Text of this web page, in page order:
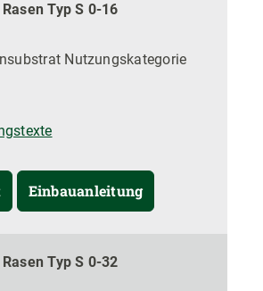
Typ S 0-16
Nutzungskategorie
Einbauanleitung
Typ S 0-32